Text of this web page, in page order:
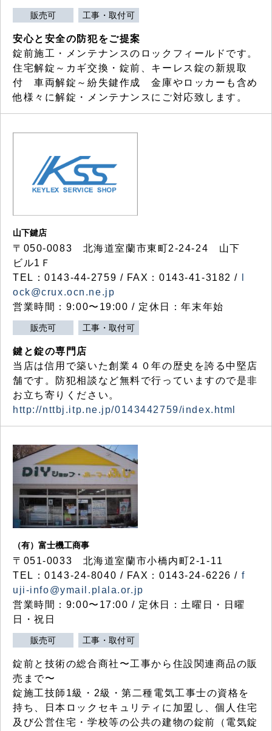
販売可 工事・取付可
安心と安全の防犯をご提案
錠前施工・メンテナンスのロックフィールドです。
住宅解錠～カギ交換・錠前、キーレス錠の新規取
付 車両解錠～紛失鍵作成 金庫やロッカーも含め
他様々に解錠・メンテナンスにご対応致します。
山下鍵店
〒050-0083 北海道室蘭市東町2-24-24 山下
ビル1Ｆ
TEL：0143-44-2759 / FAX：0143-41-3182 /
ock@crux.ocn.ne.jp
営業時間：9:00〜19:00 / 定休日：年末年始
販売可 工事・取付可
鍵と錠の専門店
当店は信用で築いた創業４０年の歴史を誇る中堅店
舗です。防犯相談など無料で行っていますので是非
お立ち寄りください。
http://nttbj.itp.ne.jp/0143442759/index.html
（有）富士機工商事
〒051-0033 北海道室蘭市小橋内町2-1-11
TEL：0143-24-8040 / FAX：0143-24-6226 / f
uji-info@ymail.plala.or.jp
営業時間：9:00〜17:00 / 定休日：土曜日・日曜
日・祝日
販売可 工事・取付可
錠前と技術の総合商社〜工事から住設関連商品の販
売まで〜
錠施工技師1級・2級・第二種電気工事士の資格を
持ち、日本ロックセキュリティに加盟し、個人住宅
及び公営住宅・学校等の公共の建物の錠前（電気錠